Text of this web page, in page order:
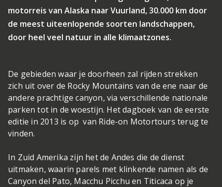
motorreis van Alaska naar Vuurland, 30.000 km door
de meest uiteenlopende soorten landschappen,
door heel veel natuur in alle klimaatzones.
De gebieden waar je doorheen zal rijden strekken
zich uit over de Rocky Mountains van de ene naar de
andere prachtige canyon, via verschillende nationale
parken tot in de woestijn. Het dagboek van de eerste
editie in 2013 is op van Ride-on Motortours terug te
vinden.
In Zuid Amerika zijn het de Andes die de dienst
uitmaken, waarin parels met klinkende namen als de
Canyon del Pato, Macchu Picchu en Titicaca op je